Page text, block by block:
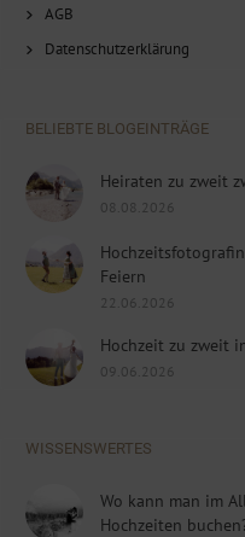
AGB
Datenschutzerklärung
BELIEBTE BLOGEINTRÄGE
Heiraten zu zweit
08.08.2026
Feiern
22.06.2026
Hochzeit zu zweit
09.06.2026
WISSENSWERTES
Wo kann man im
Hochzeiten